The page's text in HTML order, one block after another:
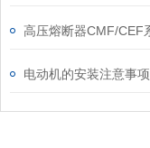
电动机的安装注意事项